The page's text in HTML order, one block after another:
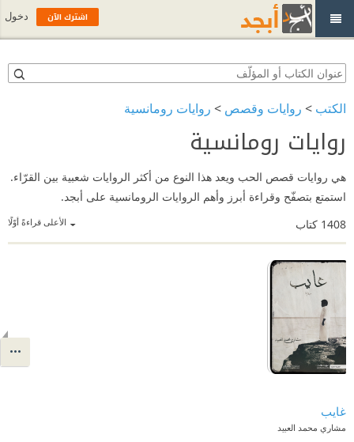
الكتب > روايات وقصص > روايات رومانسية
روايات رومانسية
هي روايات قصص الحب ويعد هذا النوع من أكثر الروايات شعبية بين القرّاء.
استمتع بتصفّح وقراءة أبرز وأهم الروايات الرومانسية على أبجد.
الأعلى قراءةً أوّلًا 1408 كتاب
غايب
مشاري محمد العبيد
اشترك الآن دخول